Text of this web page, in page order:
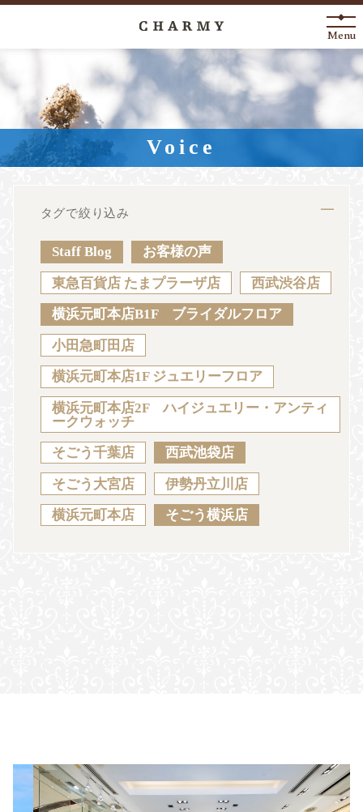
New Arrival
About
Engagement Ring
Anniversary
News Blog
Sustainability Voice Catalog
JA EN CH KO
Menu
Voice
タグで絞り込み
Staff Blog お客様の声
東急百貨店 たまプラーザ店 西武渋谷店
横浜元町本店B1F ブライダルフロア
小田急町田店
横浜元町本店1F ジュエリーフロア
横浜元町本店2F ハイジュエリー・アンティ
ークウォッチ
そごう千葉店 西武池袋店
そごう大宮店 伊勢丹立川店
横浜元町本店 そごう横浜店